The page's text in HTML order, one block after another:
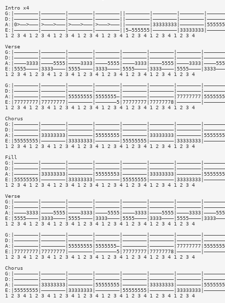
Intro x4
1 2 3 4 1 2 3 4 1 2 3 4 1 2 3 4 1 2 3 4 1 2 3 4 1 2 3 4 1 2 3 4
Verse
1 2 3 4 1 2 3 4 1 2 3 4 1 2 3 4 1 2 3 4 1 2 3 4 1 2 3 4 1 2 3 4
1 2 3 4 1 2 3 4 1 2 3 4 1 2 3 4 1 2 3 4 1 2 3 4 1 2 3 4 1 2 3 4
Chorus
1 2 3 4 1 2 3 4 1 2 3 4 1 2 3 4 1 2 3 4 1 2 3 4 1 2 3 4 1 2 3 4
Fill
1 2 3 4 1 2 3 4 1 2 3 4 1 2 3 4 1 2 3 4 1 2 3 4 1 2 3 4 1 2 3 4
Verse
1 2 3 4 1 2 3 4 1 2 3 4 1 2 3 4 1 2 3 4 1 2 3 4 1 2 3 4 1 2 3 4
1 2 3 4 1 2 3 4 1 2 3 4 1 2 3 4 1 2 3 4 1 2 3 4 1 2 3 4 1 2 3 4
Chorus
1 2 3 4 1 2 3 4 1 2 3 4 1 2 3 4 1 2 3 4 1 2 3 4 1 2 3 4 1 2 3 4